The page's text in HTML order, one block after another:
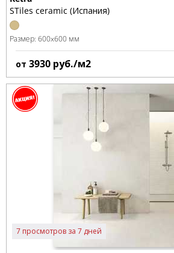
STiles ceramic (Испания)
Размер: 600x600 мм
от 3930 руб./м2
7 просмотров за 7 дней